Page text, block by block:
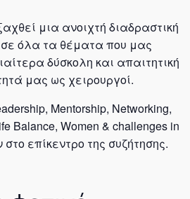
μια ανοιχτή διαδραστική
όλα τα θέματα που μας
δύσκολη και απαιτητική
μας ως χειρουργοί.
Mentorship, Νetworking,
Balance, Women & challenges in
επίκεντρο της συζήτησης.